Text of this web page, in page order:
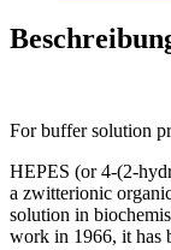
For buffer solution
HEPES (or 4-(2-
a zwitterionic
solution in
work in 1966, it has